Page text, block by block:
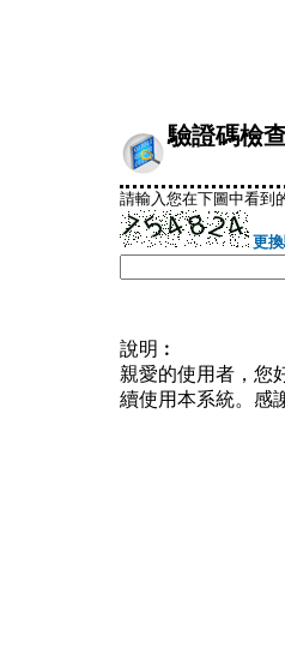
驗證碼檢
請輸入您在下圖中看到
更
說明︰
親愛的使用者，您
續使用本系統。感